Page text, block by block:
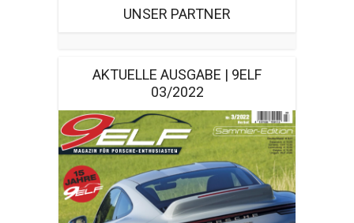
UNSER PARTNER
AKTUELLE AUSGABE | 9ELF
03/2022